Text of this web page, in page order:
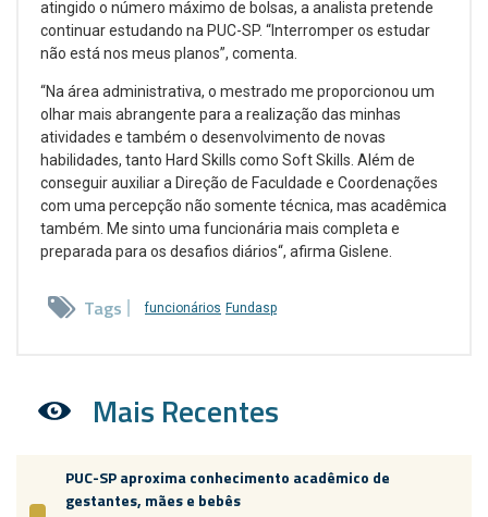
atingido o número máximo de bolsas, a analista pretende
continuar estudando na PUC-SP. “Interromper os estudar
não está nos meus planos”, comenta.
“Na área administrativa, o mestrado me proporcionou um
olhar mais abrangente para a realização das minhas
atividades e também o desenvolvimento de novas
habilidades, tanto Hard Skills como Soft Skills. Além de
conseguir auxiliar a Direção de Faculdade e Coordenações
com uma percepção não somente técnica, mas acadêmica
também. Me sinto uma funcionária mais completa e
preparada para os desafios diários“, afirma Gislene.
Tags funcionários Fundasp
Mais Recentes
PUC-SP aproxima conhecimento acadêmico de
gestantes, mães e bebês